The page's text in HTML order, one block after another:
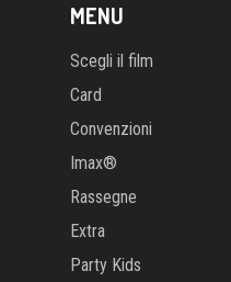
MENU
Scegli il film
Card
Convenzioni
Imax®
Rassegne
Extra
Party Kids